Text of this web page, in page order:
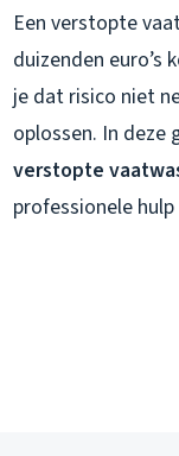
Een verstopte
duizenden euro’s
je dat risico niet
oplossen. In deze
verstopte
professionele